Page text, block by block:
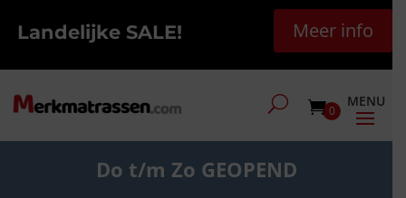
Landelijke SALE! Meer info
0
Do t/m Zo GEOPEND